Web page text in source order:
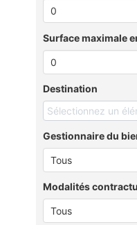
Surface maximale
Destination
Sélectionnez un
Gestionnaire du
Modalités